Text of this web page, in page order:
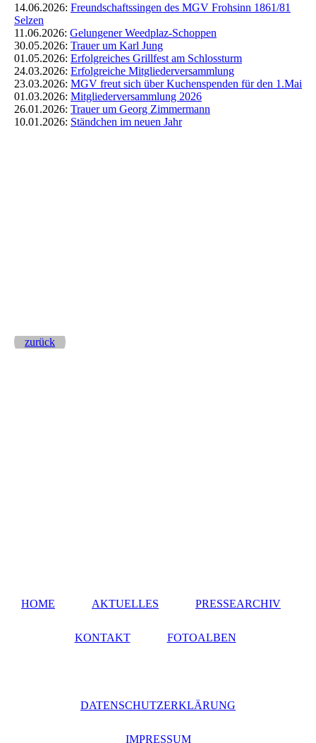
14.06.2026: Freundschaftssingen des MGV Frohsinn 1861/81
Selzen
11.06.2026: Gelungener Weedplaz-Schoppen
30.05.2026: Trauer um Karl Jung
01.05.2026: Erfolgreiches Grillfest am Schlossturm
24.03.2026: Erfolgreiche Mitgliederversammlung
23.03.2026: MGV freut sich über Kuchenspenden für den 1.Mai
01.03.2026: Mitgliederversammlung 2026
26.01.2026: Trauer um Georg Zimmermann
10.01.2026: Ständchen im neuen Jahr
zurück
HOME AKTUELLES PRESSEARCHIV
KONTAKT FOTOALBEN
DATENSCHUTZERKLÄRUNG
IMPRESSUM